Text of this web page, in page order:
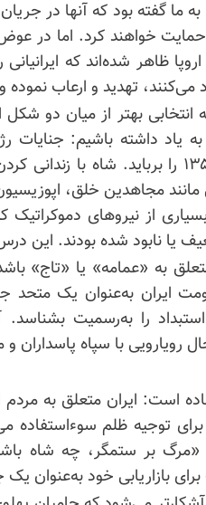
خواهند کرد. اما در
ظاهر شده‌اند که
می‌کنند، تهدید و ارعاب
انتخابی بهتر از میان دو
یاد داشته باشیم:
توانست انقلاب ۱۳۵۷ را برباید.
مانند مجاهدین خلق،
از نیروهای دموکراتیک
یا نابود شده بودند. این
به «عمامه» یا «تاج»
ایران به‌عنوان یک متحد
را به‌رسمیت
رویارویی با سپاه
است: ایران متعلق به
«مرگ بر ستمگر، چه شاه
برای بازاریابی خود